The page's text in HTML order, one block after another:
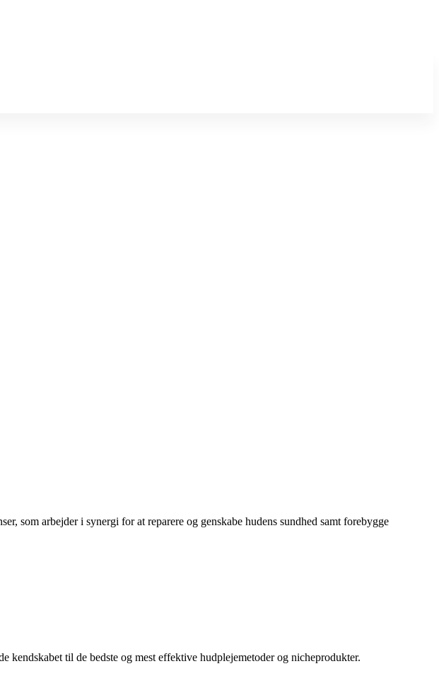
som arbejder i synergi for at reparere og genskabe hudens sundhed samt forebygge
kendskabet til de bedste og mest effektive hudplejemetoder og nicheprodukter.